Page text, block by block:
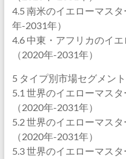
4.5 南米のイエローマス
年-2031年）
4.6 中東・アフリカのイ
（2020年-2031年）
5 タイプ別市場セグメント
5.1 世界のイエローマス
（2020年-2031年）
5.2 世界のイエローマス
（2020年-2031年）
5.3 世界のイエローマス